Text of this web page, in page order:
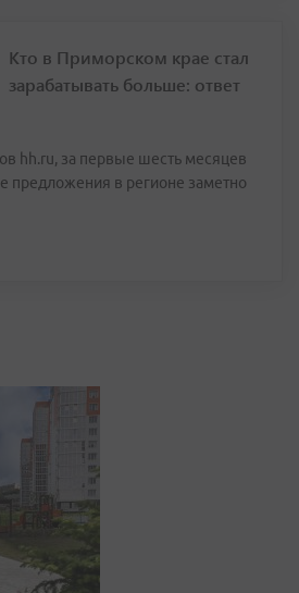
Кто в Приморском крае стал
зарабатывать больше: ответ
hh.ru, за первые шесть месяцев
предложения в регионе заметно